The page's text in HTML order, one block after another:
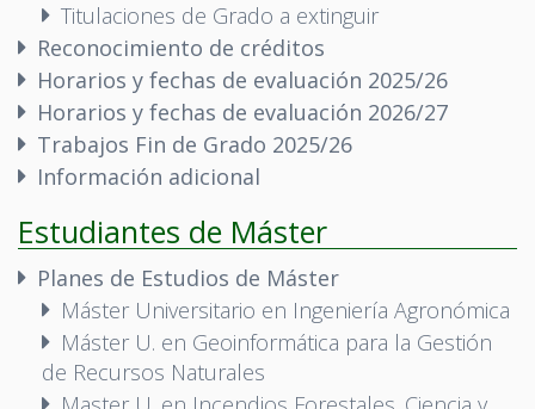
Titulaciones de Grado a extinguir
Reconocimiento de créditos
Horarios y fechas de evaluación 2025/26
Horarios y fechas de evaluación 2026/27
Trabajos Fin de Grado 2025/26
Información adicional
Estudiantes de Máster
Planes de Estudios de Máster
Máster Universitario en Ingeniería Agronómica
Máster U. en Geoinformática para la Gestión
de Recursos Naturales